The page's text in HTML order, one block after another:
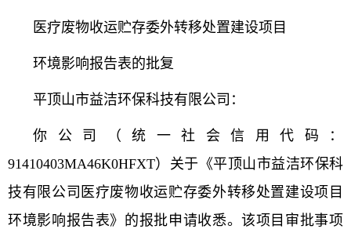
医疗废物收运贮存委外转移处置建设项目
环境影响报告表的批复
平顶山市益洁环保科技有限公司：
你公司（统一社会信用代码：
91410403MA46K0HFXT）关于《平顶山市益洁环保科
技有限公司医疗废物收运贮存委外转移处置建设项目
环境影响报告表》的报批申请收悉。该项目审批事项